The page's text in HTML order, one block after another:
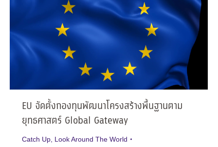
EU จัดตั้งกองทุนพัฒนาโครงสร้างพื้นฐานตาม
ยุทธศาสตร์ Global Gateway
Catch Up Look Around The World